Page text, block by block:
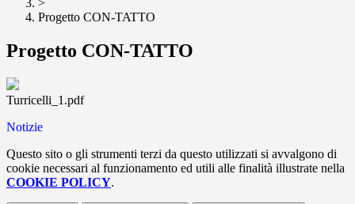
>
Progetto CON-TATTO
Progetto CON-TATTO
Turricelli_1.pdf
Notizie
Questo sito o gli strumenti terzi da questo utilizzati si avvalgono di
cookie necessari al funzionamento ed utili alle finalità illustrate nella
COOKIE POLICY.